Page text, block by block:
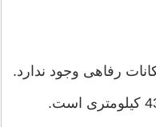
رفاهی وجود ندارد.